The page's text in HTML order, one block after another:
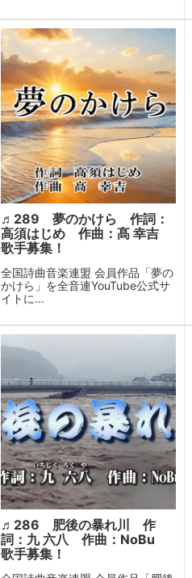
♬289 夢のかけら 作詞：
高須はじめ 作曲：髙 幸吉
歌手募集！
全国詩曲音楽連盟 会員作品「夢の
かけら」を全音連YouTube公式サ
イトに...
♬286 肥後の暴れ川 作
詞：九 六八 作曲：NoBu
歌手募集！